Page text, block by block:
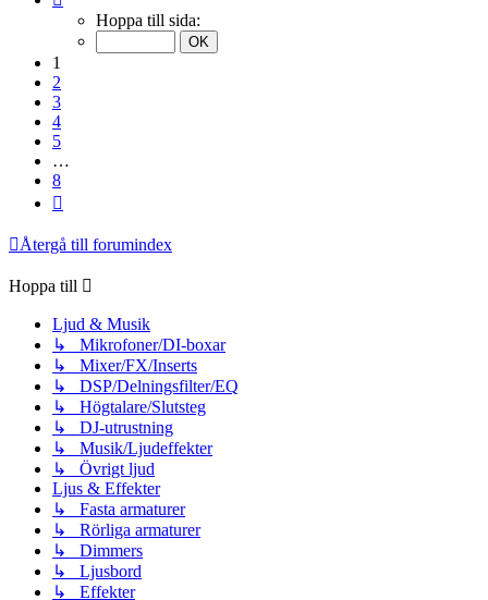
Hoppa till sida:
1
2
3
4
5
…
8
Återgå till forumindex
Hoppa till
Ljud & Musik
↳ Mikrofoner/DI-boxar
↳ Mixer/FX/Inserts
↳ DSP/Delningsfilter/EQ
↳ Högtalare/Slutsteg
↳ DJ-utrustning
↳ Musik/Ljudeffekter
↳ Övrigt ljud
Ljus & Effekter
↳ Fasta armaturer
↳ Rörliga armaturer
↳ Dimmers
↳ Ljusbord
↳ Effekter